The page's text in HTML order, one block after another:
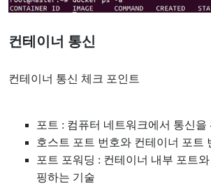
컨테이너 통신
컨테이너 통신 체크 포인트
포트 : 컴퓨터 네트워크에서 통신을
호스트 포트 번호와 컨테이너 포트
포트 포워딩 : 컨테이너 내부 포트
핑하는 기술